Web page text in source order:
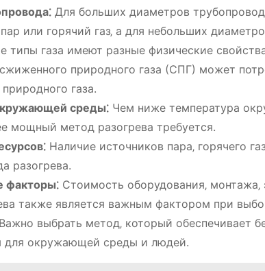
Для больших диаметров
или горячий газ‚ а для небольших
типы газа имеют разные физические
природного газа (СПГ) может
газа.
среды⁚ Чем ниже температура
мощный метод разогрева требуется.
Наличие источников пара‚ горячего
разогрева.
факторы⁚ Стоимость оборудования‚
также является важным фактором при
Важно выбрать метод‚ который обеспечивает
для окружающей среды и людей.